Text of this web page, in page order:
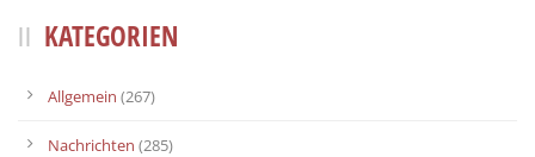
KATEGORIEN
Allgemein (267)
Nachrichten (285)